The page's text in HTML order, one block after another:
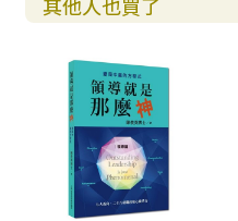
其他人也買了